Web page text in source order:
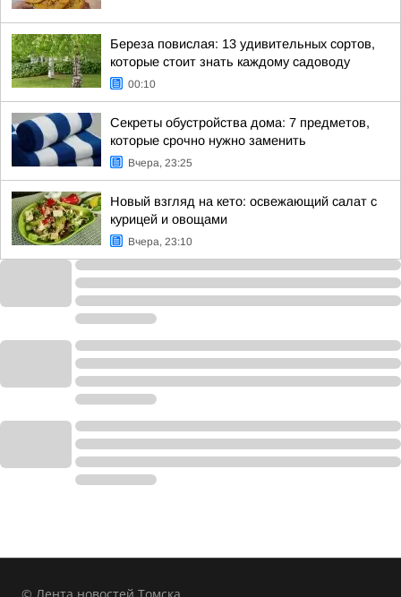
Береза повислая: 13 удивительных сортов,
которые стоит знать каждому садоводу
00:10
Секреты обустройства дома: 7 предметов,
которые срочно нужно заменить
Вчера, 23:25
Новый взгляд на кето: освежающий салат с
курицей и овощами
Вчера, 23:10